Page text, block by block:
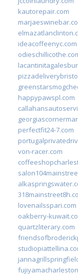
kautorepair.com
ideacoffeenyc.com
happypawspl.com
perfectfit24-7.com
von-racer.com
lovenailsspari.com
oakberry-
quartzliterary.com